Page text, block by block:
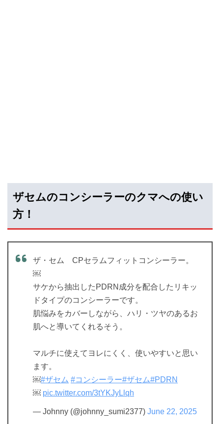
ザセムのコンシーラーのクマへの使い
方！
ザ・セム CPセラムフィットコンシーラー。
￼
サケから抽出したPDRN成分を配合したリキッ
ドタイプのコンシーラーです。
肌悩みをカバーしながら、ハリ・ツヤのあるお
肌へと導いてくれるそう。
マルチに使えてヨレにくく、使いやすいと思い
ます。
￼#ザセム #コンシーラー#ザセム#PDRN
￼ pic.twitter.com/3tYKJyLlqh
— Johnny (@johnny_sumi2377) June 22, 2025